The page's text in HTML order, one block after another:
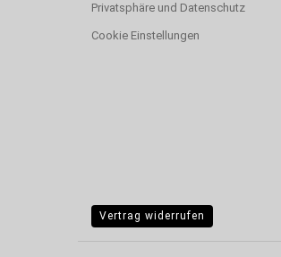
Privatsphäre und Datenschutz
Cookie Einstellungen
Vertrag widerrufen